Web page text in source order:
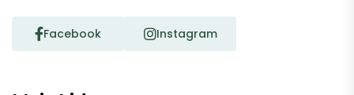
Facebook Instagram